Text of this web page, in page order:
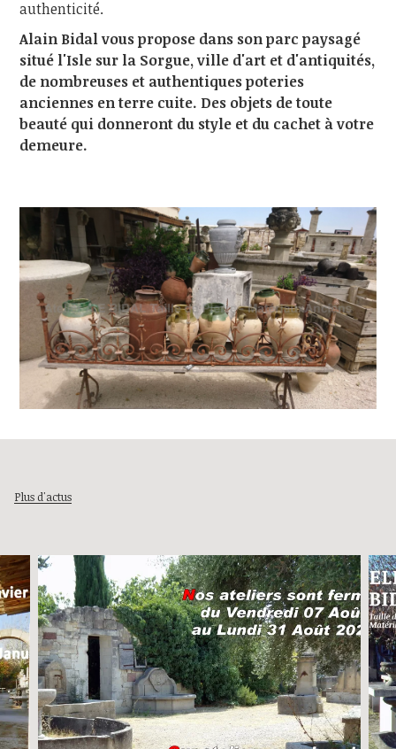
authenticité.
Alain Bidal vous propose dans son parc paysagé
situé l'Isle sur la Sorgue, ville d'art et d'antiquités,
de nombreuses et authentiques poteries
anciennes en terre cuite. Des objets de toute
beauté qui donneront du style et du cachet à votre
demeure.
Plus d'actus